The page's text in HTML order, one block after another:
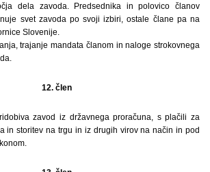
dela zavoda. Predsednika in polovico članov
svet zavoda po svoji izbiri, ostale člane pa na
Slovenije.
trajanje mandata članom in naloge strokovnega
12. člen
zavod iz državnega proračuna, s plačili za
in storitev na trgu in iz drugih virov na način in pod